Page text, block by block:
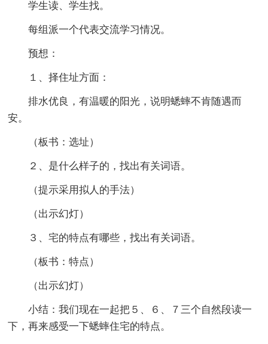
学生读、学生找。
每组派一个代表交流学习情况。
预想：
１、择住址方面：
排水优良，有温暖的阳光，说明蟋蟀不肯随遇而
安。
（板书：选址）
２、是什么样子的，找出有关词语。
（提示采用拟人的手法）
（出示幻灯）
３、宅的特点有哪些，找出有关词语。
（板书：特点）
（出示幻灯）
小结：我们现在一起把５、６、７三个自然段读一
下，再来感受一下蟋蟀住宅的特点。